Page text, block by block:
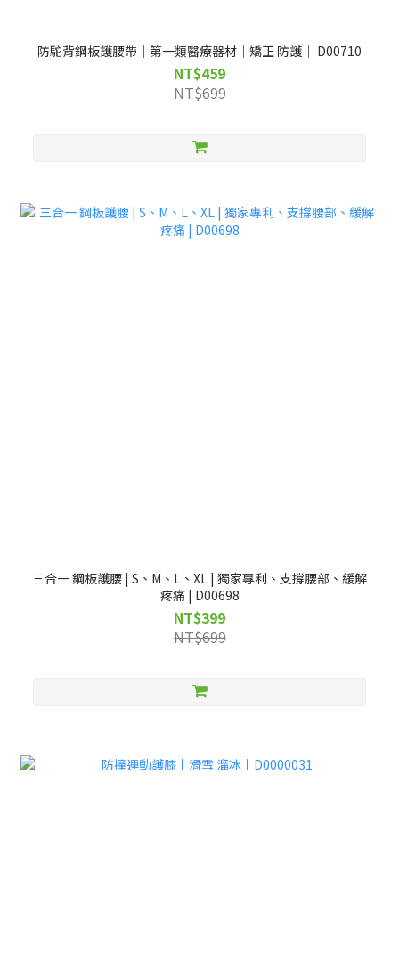
防駝背鋼板護腰帶｜第一類醫療器材｜矯正 防護｜ D00710
NT$459
NT$699
三合一 鋼板護腰 | S、M、L、XL | 獨家專利、支撐腰部、緩解
疼痛 | D00698
NT$399
NT$699